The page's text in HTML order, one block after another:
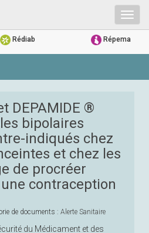
Rédiab Répema
DEPAMIDE ®
bipolaires
indiqués chez
et chez les
de procréer
contraception
de documents : Alerte Sanitaire
du Médicament et des